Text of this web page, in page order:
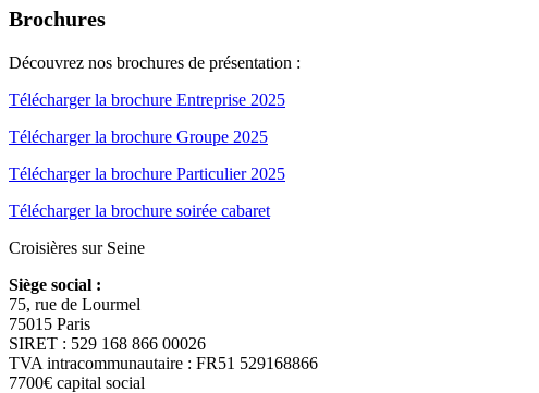
Brochures
Découvrez nos brochures de présentation :
Télécharger la brochure Entreprise 2025
Télécharger la brochure Groupe 2025
Télécharger la brochure Particulier 2025
Télécharger la brochure soirée cabaret
Croisières sur Seine
Siège social :
75, rue de Lourmel
75015 Paris
SIRET : 529 168 866 00026
TVA intracommunautaire : FR51 529168866
7700€ capital social